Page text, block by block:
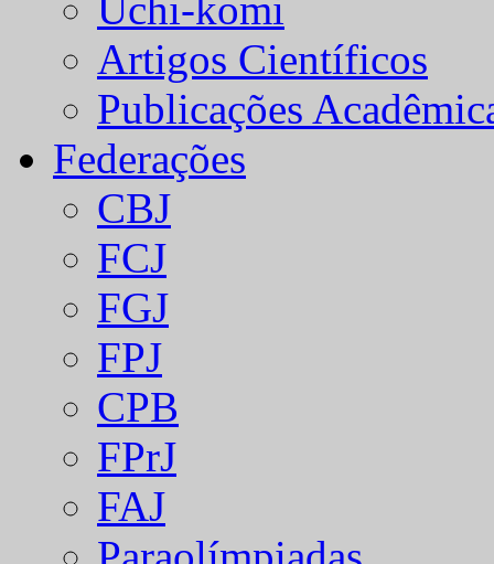
Artigos Científicos
Publicações
Federações
CBJ
FCJ
FGJ
FPJ
CPB
FPrJ
FAJ